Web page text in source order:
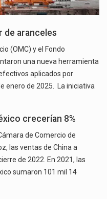
de aranceles
(OMC) y el Fondo
una nueva herramienta
aplicados por
enero de 2025. La iniciativa
crecerían 8%
de Comercio de
las ventas de China a
de 2022. En 2021, las
sumaron 101 mil 14